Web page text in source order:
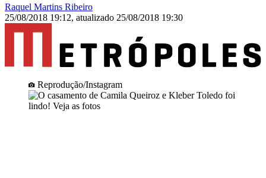
Raquel Martins Ribeiro
25/08/2018 19:12, atualizado 25/08/2018 19:30
Reprodução/Instagram